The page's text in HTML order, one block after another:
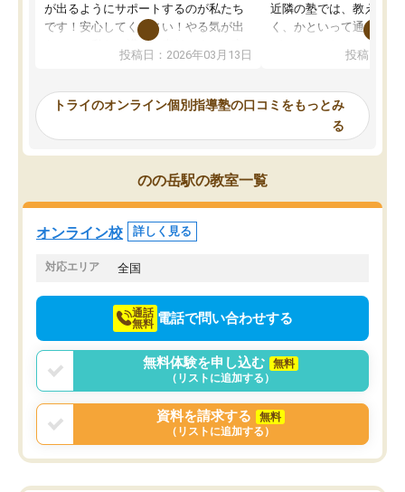
が出るようにサポートするのが私たち
です！安心してください！やる気が出
ないのは私たち講師の責任です」と言
ってくださり、確かに！と考えて、思
ったんですが、学生の先生から学ぶこ
み、徐々に成績が上がったらいいなと
思っていました。何が今足りないのか
を的確に指導いただき、子どももびっ
くりするほど楽しんでやる気を持って
塾を受けています。狙い通り、少しず
つ成績も上がり、苦手意識も無くなっ
てきたので、さらに苦手な数学も追加
でお願いしました。来年の高校受験に
投稿日：2026年03月13日
近隣の塾では、教えても
く、かといって通うには
可能なので本当に助か
らないところをピンポイ
頂いて、とてもわかり
していました。一生を
スト、多少お金がかかっ
投稿日：
トライのオンライン個別指導塾の口コミをもっとみ
る
のの岳駅の教室一覧
オンライン校 詳しく見る
対応エリア 全国
通話
無料 電話で問い合わせする
無料体験を申し込む
無料
（リストに追加する）
資料を請求する
無料
（リストに追加する）